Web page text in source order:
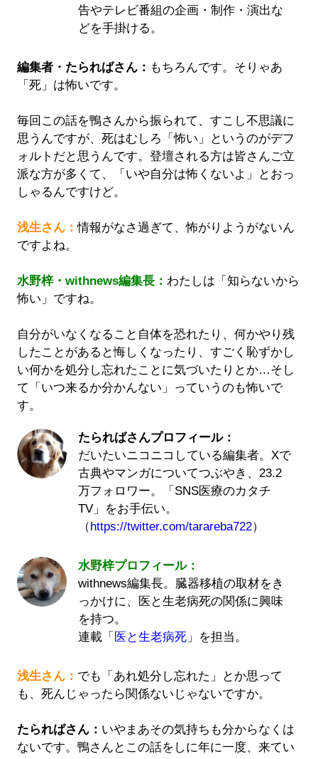
告やテレビ番組の企画・制作・演出な
どを手掛ける。
編集者・たらればさん： もちろんです。そりゃあ
「死」は怖いです。
毎回この話を鴨さんから振られて、すこし不思議に
思うんですが、死はむしろ「怖い」というのがデフ
ォルトだと思うんです。登壇される方は皆さんご立
派な方が多くて、「いや自分は怖くないよ」とおっ
しゃるんですけど。
浅生さん：情報がなさ過ぎて、怖がりようがないん
ですよね。
水野梓・withnews編集長： わたしは「知らないから
怖い」ですね。
自分がいなくなること自体を恐れたり、何かやり残
したことがあると悔しくなったり、すごく恥ずかし
い何かを処分し忘れたことに気づいたりとか…そし
て「いつ来るか分かんない」っていうのも怖いで
す。
たらればさんプロフィール：
だいたいニコニコしている編集者。Xで
古典やマンガについてつぶやき、23.2
万フォロワー。「SNS医療のカタチ
TV」をお手伝い。
（https://twitter.com/tarareba722）
水野梓プロフィール：
withnews編集長。臓器移植の取材をき
っかけに、医と生老病死の関係に興味
を持つ。
連載「 医と生老病死」を担当。
浅生さん： でも「あれ処分し忘れた」とか思って
も、死んじゃったら関係ないじゃないですか。
たらればさん： いやまあその気持ちも分からなくは
ないです。鴨さんとこの話をしに年に一度、来てい